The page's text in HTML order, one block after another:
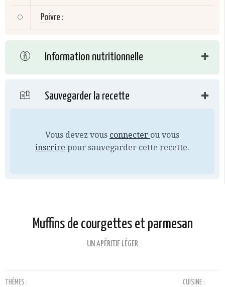
Poivre :
Information nutritionnelle
Sauvegarder la recette
Vous devez vous connecter ou vous
inscrire pour sauvegarder cette recette.
Muffins de courgettes et parmesan
UN APÉRITIF LÉGER
THÈMES : CUISINE :